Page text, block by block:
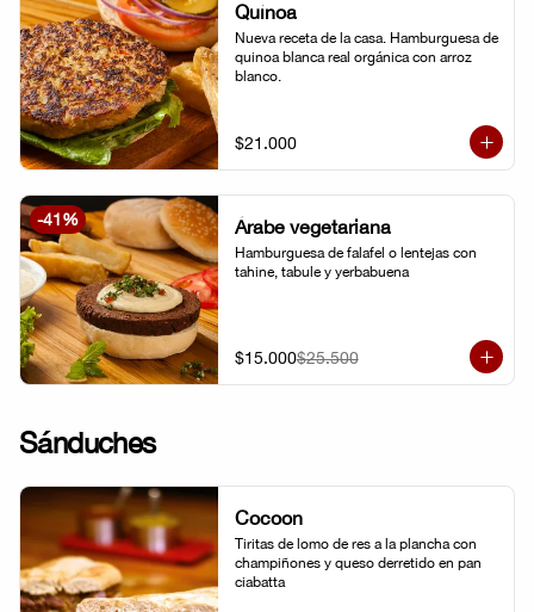
Quínoa
Nueva receta de la casa. Hamburguesa de
quinoa blanca real orgánica con arroz
blanco.
$21.000
-41% Árabe vegetariana
Hamburguesa de falafel o lentejas con
tahine, tabule y yerbabuena
$15.000$25.500
Sánduches
Cocoon
Tiritas de lomo de res a la plancha con
champiñones y queso derretido en pan
ciabatta